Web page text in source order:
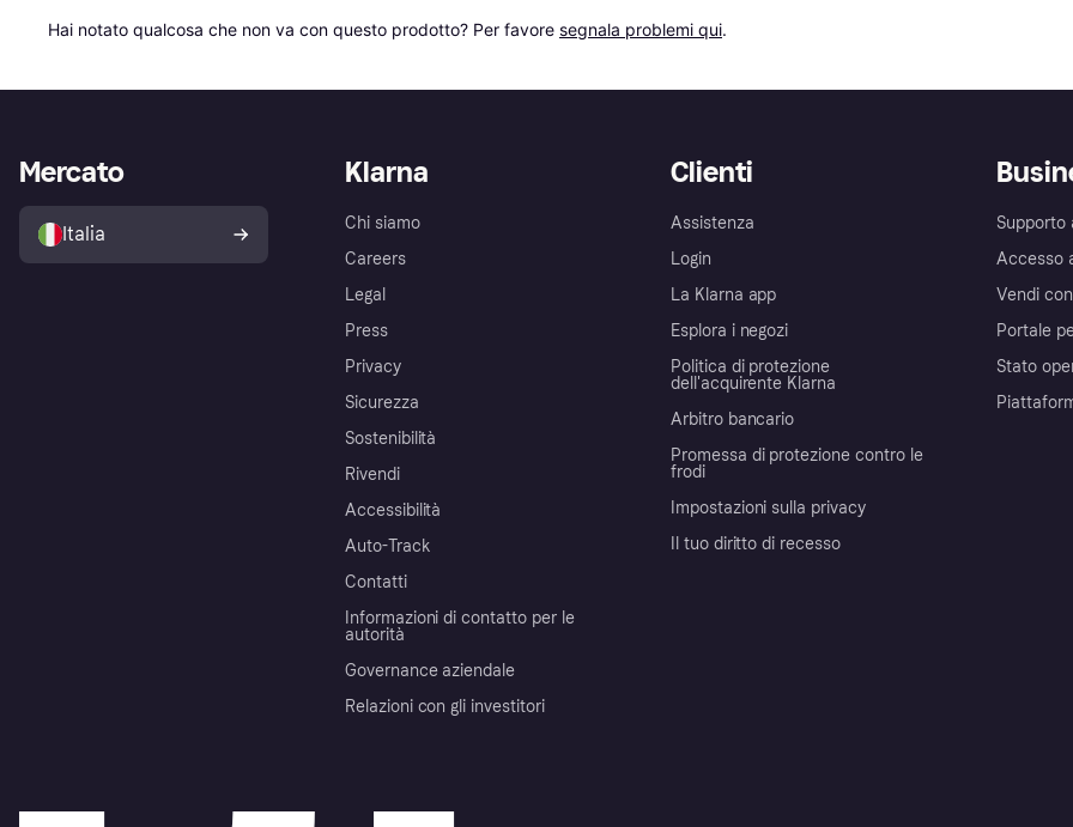
Hai notato qualcosa che non va con questo prodotto? Per favore segnala problemi qui.
Klarna
Chi siamo
Careers
Legal
Press
Privacy
Sicurezza
Sostenibilità
Rivendi
Accessibilità
Auto-Track
Contatti
Informazioni di contatto per le
autorità
Governance aziendale
Relazioni con gli investitori
Clienti
Assistenza
Login
La Klarna app
Esplora i negozi
Politica di protezione
dell'acquirente Klarna
Arbitro bancario
Promessa di protezione contro le
frodi
Impostazioni sulla privacy
Il tuo diritto di recesso
Supporto
Accesso
Vendi
Portale
Stato
Mercato
Italia